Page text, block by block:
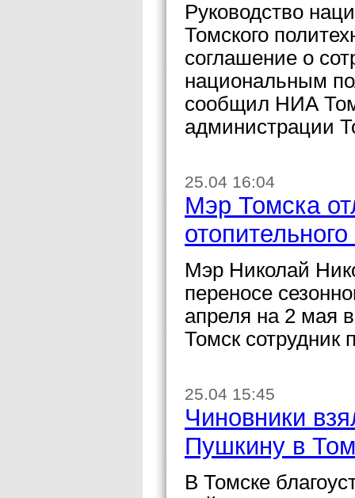
Руководство
Томского
соглашение о
национальным
сообщил НИА
администрации
25.04 16:04
Мэр Томска
Мэр Николай
переносе
апреля на 2 мая
Томск сотрудник
25.04 15:45
Чиновники
Пушкину в
В Томске